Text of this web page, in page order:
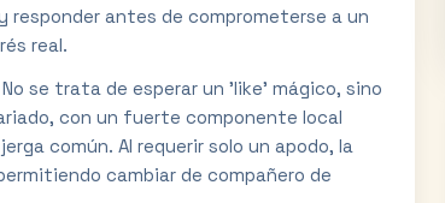
antes de comprometerse a un
real.
se trata de esperar un 'like' mágico, sino
con un fuerte componente local
común. Al requerir solo un apodo, la
cambiar de compañero de